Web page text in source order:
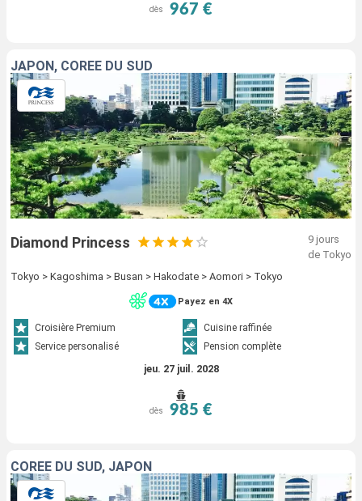
dès 967 €
JAPON, CORÉE DU SUD
Diamond Princess
9 jours
de Tokyo
Tokyo > Kagoshima > Busan > Hakodate > Aomori > Tokyo
Payez en 4X
Croisière Premium
Cuisine raffinée
Service personalisé
Pension complète
jeu. 27 juil. 2028
dès 985 €
CORÉE DU SUD, JAPON